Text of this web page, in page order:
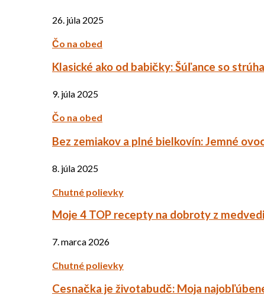
26. júla 2025
Čo na obed
Klasické ako od babičky: Šúľance so
9. júla 2025
Čo na obed
Bez zemiakov a plné bielkovín: Jemné
8. júla 2025
Chutné polievky
Moje 4 TOP recepty na dobroty z
7. marca 2026
Chutné polievky
Cesnačka je životabudč: Moja